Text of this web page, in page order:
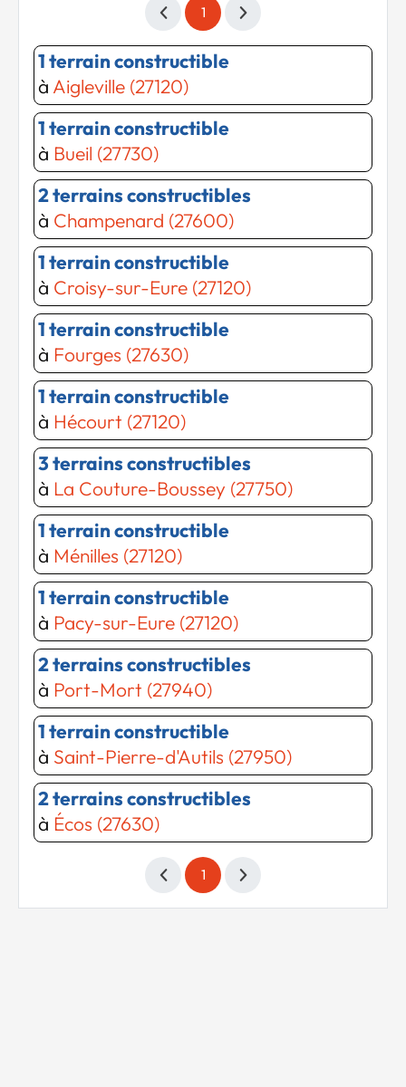
Chargement...
Chargement...
1
1 terrain constructible
à Aigleville (27120)
1 terrain constructible
à Bueil (27730)
2 terrains constructibles
à Champenard (27600)
1 terrain constructible
à Croisy-sur-Eure (27120)
1 terrain constructible
à Fourges (27630)
1 terrain constructible
à Hécourt (27120)
3 terrains constructibles
à La Couture-Boussey (27750)
1 terrain constructible
à Ménilles (27120)
1 terrain constructible
à Pacy-sur-Eure (27120)
2 terrains constructibles
à Port-Mort (27940)
1 terrain constructible
à Saint-Pierre-d'Autils (27950)
2 terrains constructibles
à Écos (27630)
1